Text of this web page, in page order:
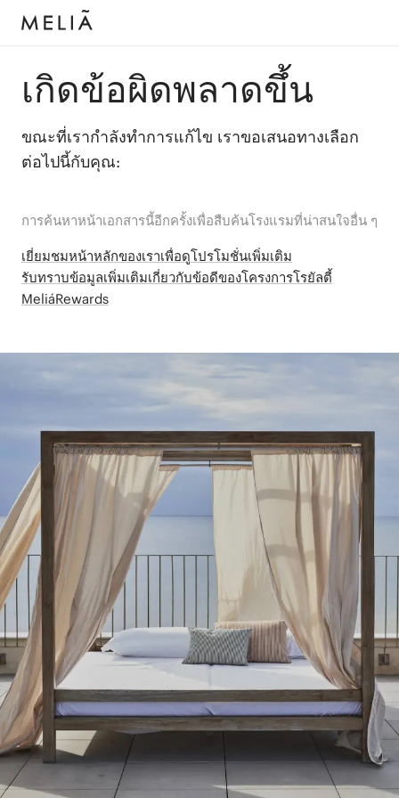
เกิดข้อผิดพลาดขึ้น
ขณะที่เรากำลังทำการแก้ไข เราขอเสนอทางเลือก
ต่อไปนี้กับคุณ:
การค้นหาหน้าเอกสารนี้อีกครั้งเพื่อสืบค้นโรงแรมที่น่าสนใจอื่น ๆ
เยี่ยมชมหน้าหลักของเราเพื่อดูโปรโมชั่นเพิ่มเติม
รับทราบข้อมูลเพิ่มเติมเกี่ยวกับข้อดีของโครงการโรยัลตี้
MeliáRewards